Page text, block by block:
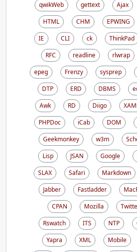
qwikWeb
gettext Ajax
HTML
CHM EPWING
IE
CLI ck ThinkPad
RFC
readline rlwrap
epeg
Frenzy sysprep
DTP
ERD DBMS
Awk
RD Diigo
PHPDoc
iCab DOM
Geekmonkey
w3m
Lisp
JSAN Google
SLAX
Safari Markdown
Jabber
Fastladder
CPAN
Mozilla
Rswatch
ITS NTP
Yapra
XML Mobile